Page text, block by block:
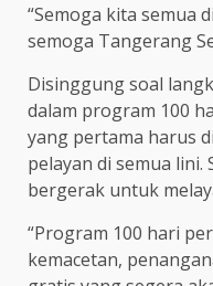
“Semoga kita semua
semoga Tangerang
Disinggung soal
dalam program 100
yang pertama harus
pelayan di semua
bergerak untuk
“Program 100 hari
kemacetan,